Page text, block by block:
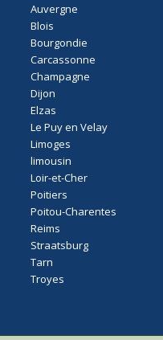
Auvergne
Blois
Bourgondie
Carcassonne
Champagne
Dijon
Elzas
Le Puy en Velay
Limoges
limousin
Loir-et-Cher
Poitiers
Poitou-Charentes
Reims
Straatsburg
Tarn
Troyes